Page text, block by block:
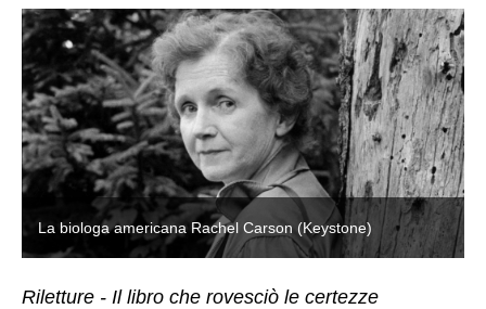
La biologa americana Rachel Carson (Keystone)
Riletture - Il libro che rovesciò le certezze